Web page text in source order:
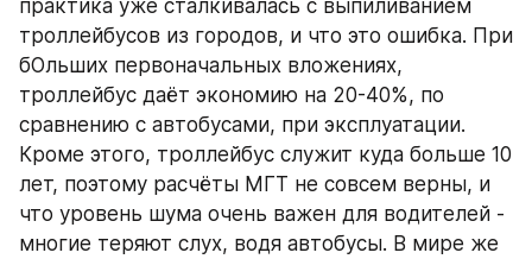
практика уже сталкивалась с выпиливанием
троллейбусов из городов, и что это ошибка. При
бОльших первоначальных вложениях,
троллейбус даёт экономию на 20-40%, по
сравнению с автобусами, при эксплуатации.
Кроме этого, троллейбус служит куда больше 10
лет, поэтому расчёты МГТ не совсем верны, и
что уровень шума очень важен для водителей -
многие теряют слух, водя автобусы. В мире же